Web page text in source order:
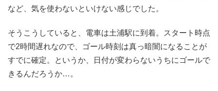
など、気を使わないといけない感じでした。
そうこうしていると、電車は土浦駅に到着。スタート時点
で2時間遅れなので、ゴール時刻は真っ暗闇になることが
すでに確定。というか、日付が変わらないうちにゴールで
きるんだろうか…。